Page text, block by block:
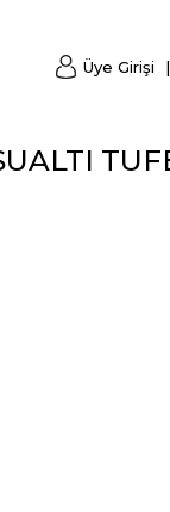
Üye Girişi